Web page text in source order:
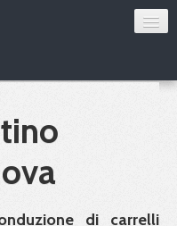
sanitaria
di carrelli